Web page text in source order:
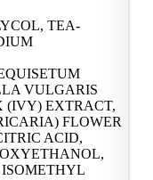
TEA-
VULGARIS
(IVY) EXTRACT,
FLOWER
ACID,